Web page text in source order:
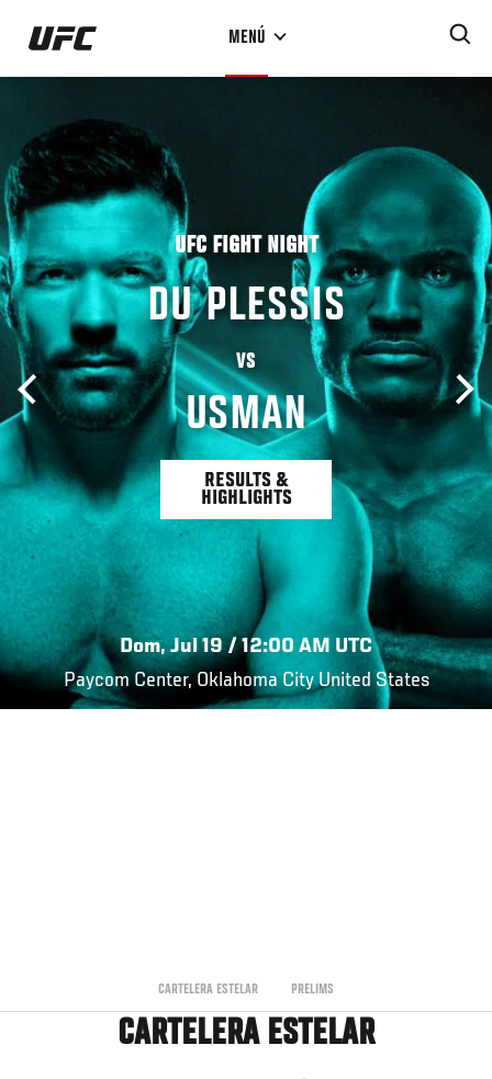
Pasar
contenido
MENÚ
UFC FIGHT NIGHT
DU PLESSIS
VS
USMAN
RESULTS &
HIGHLIGHTS
Dom, Jul 19 / 12:00 AM UTC
Paycom Center, Oklahoma City United States
CARTELERA ESTELAR PRELIMS
CARTELERA ESTELAR